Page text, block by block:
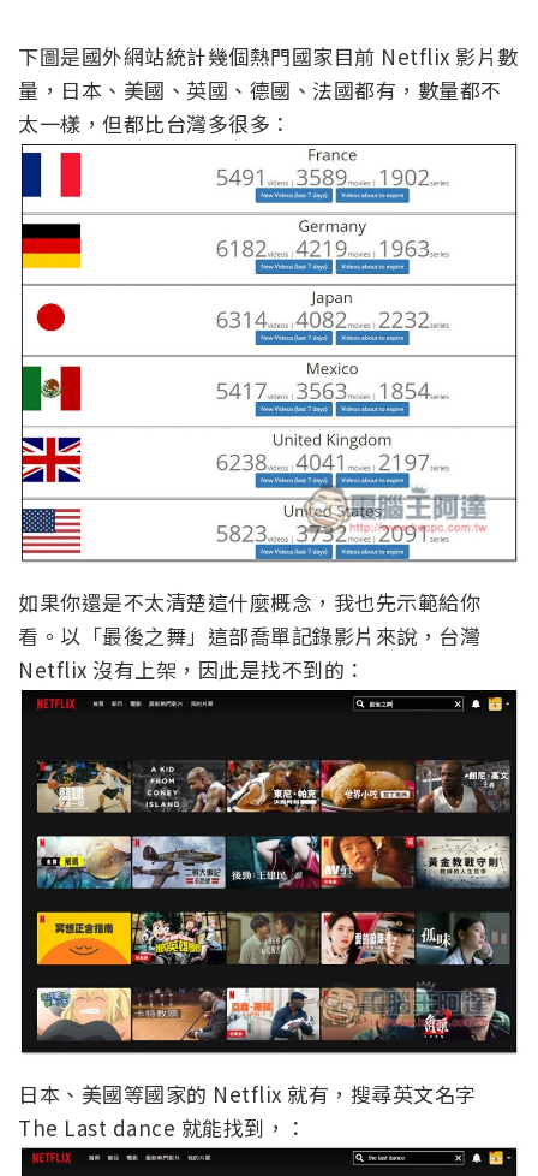
下圖是國外網站統計幾個熱門國家目前 Netflix 影片數
量，日本、美國、英國、德國、法國都有，數量都不
太一樣，但都比台灣多很多：
如果你還是不太清楚這什麼概念，我也先示範給你
看。以「最後之舞」這部喬單記錄影片來說，台灣
Netflix 沒有上架，因此是找不到的：
日本、美國等國家的 Netflix 就有，搜尋英文名字
The Last dance 就能找到，：